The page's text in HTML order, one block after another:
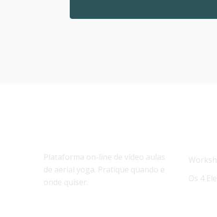
Plataforma on-line de vídeo aulas
de aerial yoga. Pratique quando e
onde quiser.
Os 4